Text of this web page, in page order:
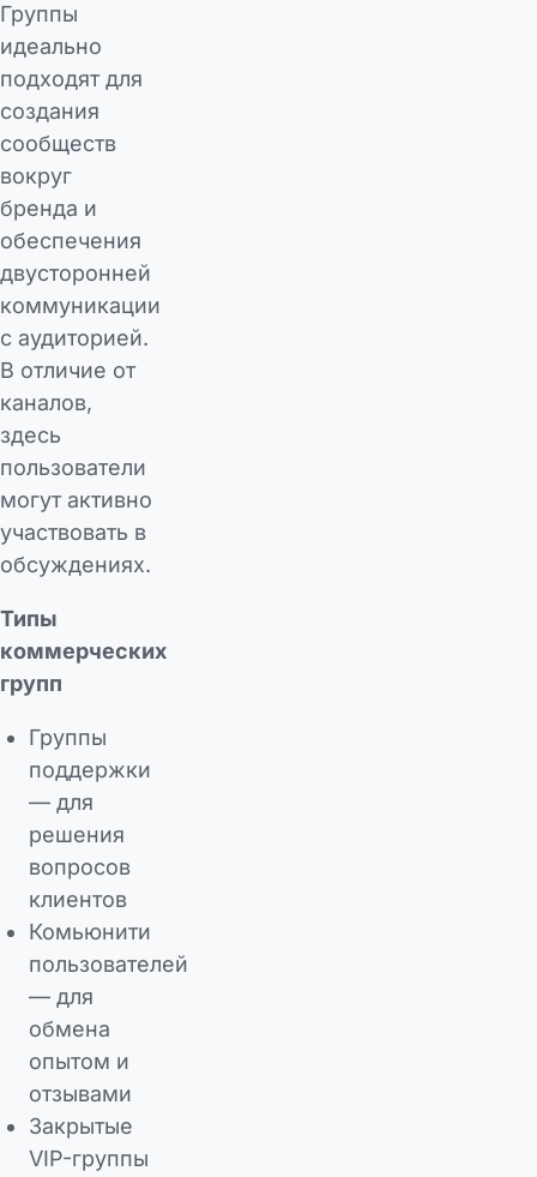
Группы
идеально
подходят для
создания
сообществ
вокруг
бренда и
обеспечения
двусторонней
коммуникации
с аудиторией.
В отличие от
каналов,
здесь
пользователи
могут активно
участвовать в
обсуждениях.
Типы
коммерческих
групп
Группы
поддержки
— для
решения
вопросов
клиентов
Комьюнити
пользователей
— для
обмена
опытом и
отзывами
Закрытые
VIP-группы